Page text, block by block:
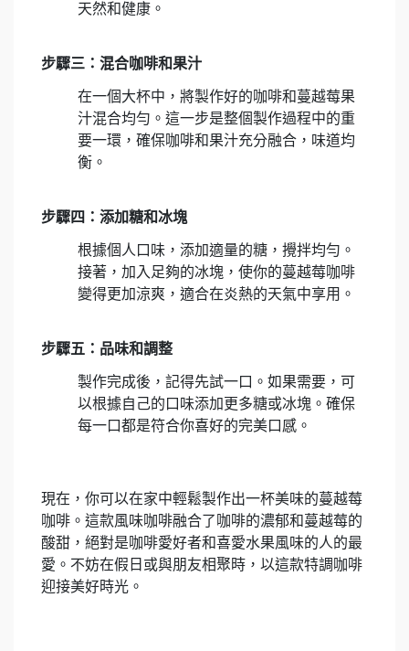
天然和健康。
步驟三：混合咖啡和果汁
在一個大杯中，將製作好的咖啡和蔓越莓果
汁混合均勻。這一步是整個製作過程中的重
要一環，確保咖啡和果汁充分融合，味道均
衡。
步驟四：添加糖和冰塊
根據個人口味，添加適量的糖，攪拌均勻。
接著，加入足夠的冰塊，使你的蔓越莓咖啡
變得更加涼爽，適合在炎熱的天氣中享用。
步驟五：品味和調整
製作完成後，記得先試一口。如果需要，可
以根據自己的口味添加更多糖或冰塊。確保
每一口都是符合你喜好的完美口感。
現在，你可以在家中輕鬆製作出一杯美味的蔓越莓
咖啡。這款風味咖啡融合了咖啡的濃郁和蔓越莓的
酸甜，絕對是咖啡愛好者和喜愛水果風味的人的最
愛。不妨在假日或與朋友相聚時，以這款特調咖啡
迎接美好時光。